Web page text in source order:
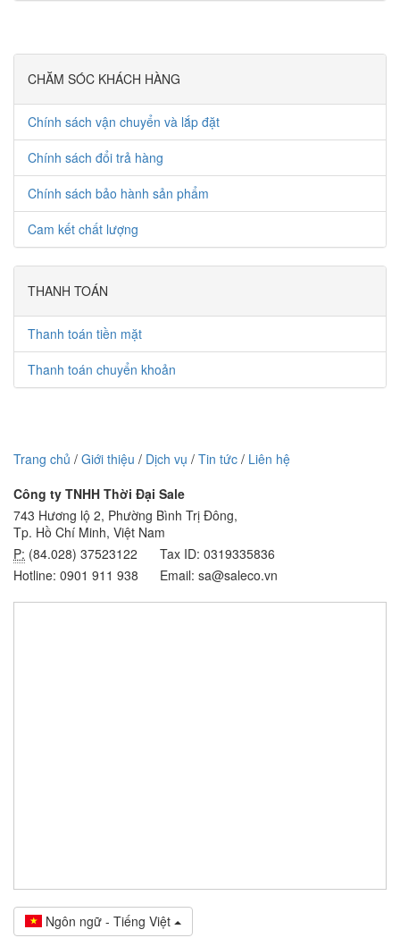
CHĂM SÓC KHÁCH HÀNG
Chính sách vận chuyển và lắp đặt
Chính sách đổi trả hàng
Chính sách bảo hành sản phẩm
Cam kết chất lượng
THANH TOÁN
Thanh toán tiền mặt
Thanh toán chuyển khoản
Trang chủ / Giới thiệu / Dịch vụ / Tin tức / Liên hệ
Công ty TNHH Thời Đại Sale
743 Hương lộ 2, Phường Bình Trị Đông,
Tp. Hồ Chí Minh, Việt Nam
P: (84.028) 37523122
Tax ID: 0319335836
Hotline: 0901 911 938
Email: sa@saleco.vn
Ngôn ngữ - Tiếng Việt